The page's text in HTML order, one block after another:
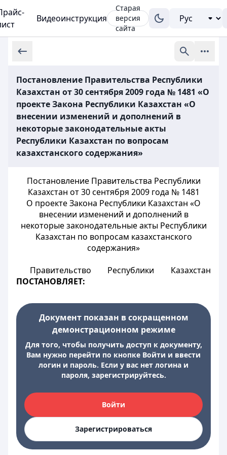
Видеоинструкция
Старая
версия
сайта
Постановление Правительства Республики
Казахстан от 30 сентября 2009 года № 1481 «О
проекте Закона Республики Казахстан «О
внесении изменений и дополнений в
некоторые законодательные акты
Республики Казахстан по вопросам
казахстанского содержания»
Постановление Правительства Республики
Казахстан от 30 сентября 2009 года № 1481
О проекте Закона Республики Казахстан «О
внесении изменений и дополнений в
некоторые законодательные акты Республики
Казахстан по вопросам казахстанского
содержания»
Правительство Республики Казахстан
ПОСТАНОВЛЯЕТ:
Документ показан в сокращенном
демонстрационном режиме
Для того, чтобы получить доступ к документу,
Вам нужно перейти по кнопке Войти и ввести
логин и пароль. Если у вас нет логина и
пароля, зарегистрируйтесь.
Войти
Зарегистрироваться